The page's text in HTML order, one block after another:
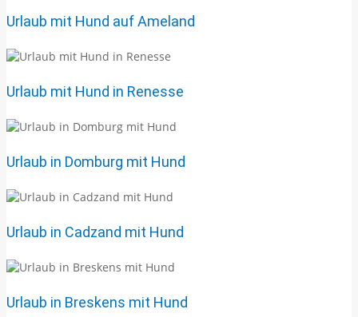
Urlaub mit Hund auf Ameland
Urlaub mit Hund in Renesse
Urlaub in Domburg mit Hund
Urlaub in Cadzand mit Hund
Urlaub in Breskens mit Hund